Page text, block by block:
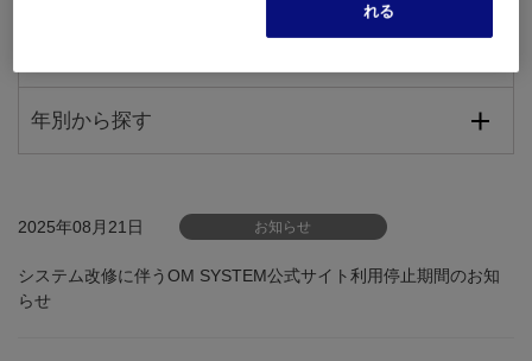
年別から探す
2025年08月21日 お知らせ
システム改修に伴うOM SYSTEM公式サイト利用停止期間のお知
らせ
れる